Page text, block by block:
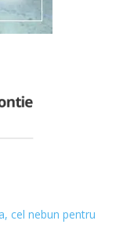
cel nebun pentru